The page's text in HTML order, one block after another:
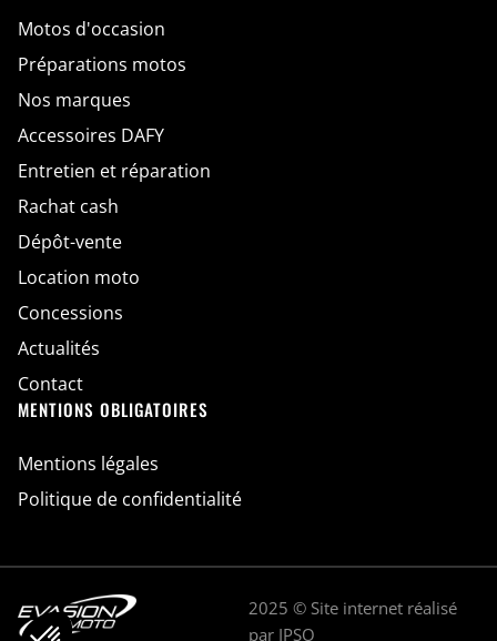
Motos d'occasion
Préparations motos
Nos marques
Accessoires DAFY
Entretien et réparation
Rachat cash
Dépôt-vente
Location moto
Concessions
Actualités
Contact
MENTIONS OBLIGATOIRES
Mentions légales
Politique de confidentialité
2025 © Site internet réalisé
par IPSO